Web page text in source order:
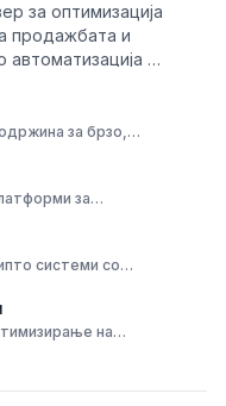
за оптимизација
продажбата и
и
за брзо,
за
на клиенти.
системи со
на